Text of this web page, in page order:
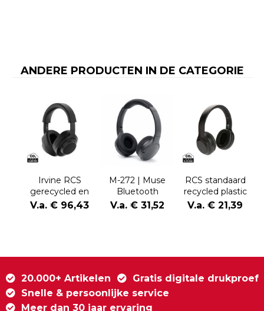
ANDERE PRODUCTEN IN DE CATEGORIE
Irvine RCS
gerecycled en
repareerbare
V.a. € 96,43
M-272 | Muse
Bluetooth
Headphones
V.a. € 31,52
RCS standaard
recycled plastic
hoofdtelefoon
V.a. € 21,39
20.000+ Artikelen
Gratis digitale drukproef
Snelle & persoonlijke service
Meer dan 30 jaar ervaring